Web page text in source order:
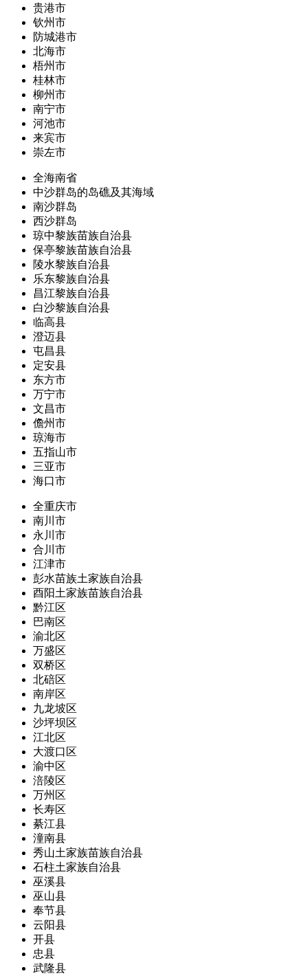
贵港市
钦州市
防城港市
北海市
梧州市
桂林市
柳州市
南宁市
河池市
来宾市
崇左市
全海南省
中沙群岛的岛礁及其海域
南沙群岛
西沙群岛
琼中黎族苗族自治县
保亭黎族苗族自治县
陵水黎族自治县
乐东黎族自治县
昌江黎族自治县
白沙黎族自治县
临高县
澄迈县
屯昌县
定安县
东方市
万宁市
文昌市
儋州市
琼海市
五指山市
三亚市
海口市
全重庆市
南川市
永川市
合川市
江津市
彭水苗族土家族自治县
酉阳土家族苗族自治县
黔江区
巴南区
渝北区
万盛区
双桥区
北碚区
南岸区
九龙坡区
沙坪坝区
江北区
大渡口区
渝中区
涪陵区
万州区
长寿区
綦江县
潼南县
秀山土家族苗族自治县
石柱土家族自治县
巫溪县
巫山县
奉节县
云阳县
开县
忠县
武隆县